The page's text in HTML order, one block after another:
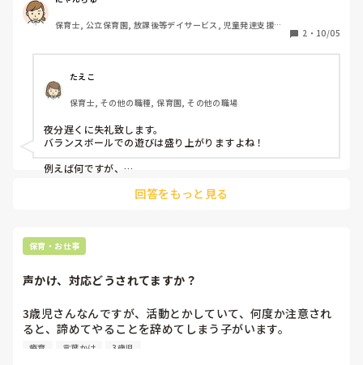
療育でたまにしか会わないからできること、必要なことがあり
ますよね😊
なにかアイデアがありましたら、お願い致します。
児童発達支援
保育士, 公立保育園, 放課後等デイサービス, 児童発達支援施
2 ・ 10/05
たえこ
保育士, その他の職種, 保育園, その他の職場
夜分遅くに失礼致します。
バランスボールでの遊びは盛り上がりますよね！
例えば何ですが、
飛行機のようにお腹でバランスを保つ。
けっこう盛り上がりますよ？
参考程度にぜひ実践してみてくださいね。また教えてくださ
い。
回答をもっと見る
保育・お仕事
声かけ、対応どうされてますか？
3歳児さんなんですが、活動とかしていて、何度か注意され
ると、諦めてやることを辞めてしまう子がいます。
3歳半健診でも指摘されたみたいなんですけど。
療育 言葉かけ 3歳児